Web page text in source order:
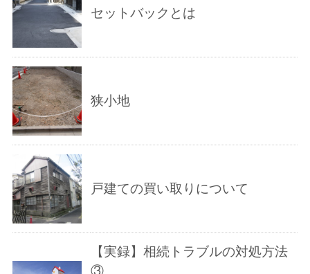
セットバックとは
狭小地
戸建ての買い取りについて
【実録】相続トラブルの対処方法
③